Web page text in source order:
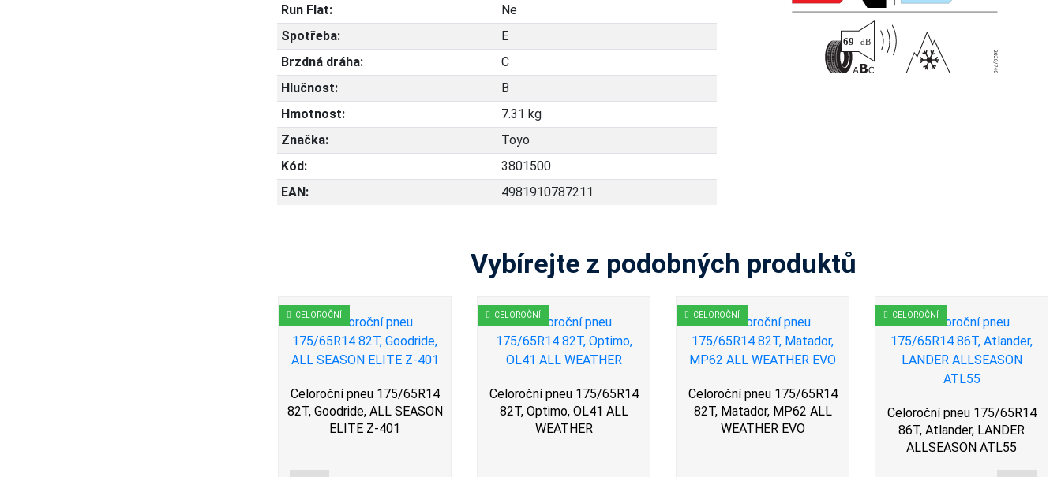
Run Flat:
Ne
Spotřeba:
E
Brzdná dráha:
C
Hlučnost:
B
Hmotnost:
7.31 kg
Značka:
Toyo
Kód:
3801500
EAN:
4981910787211
Vybírejte z podobných produktů
CELOROČNÍ
Celoroční pneu 175/65R14
82T, Goodride, ALL SEASON
ELITE Z-401
CELOROČNÍ
Celoroční pneu 175/65R14
82T, Optimo, OL41 ALL
WEATHER
CELOROČNÍ
Celoroční pneu 175/65R14
82T, Matador, MP62 ALL
WEATHER EVO
CELOROČNÍ
Celoroční pneu 175/65R14
86T, Atlander, LANDER
ALLSEASON ATL55